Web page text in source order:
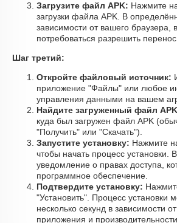
Загрузите файл APK: Нажмите
загрузки файла APK. В
зависимости от вашего браузера,
потребоваться разрешить перенос.
Шаг третий:
Откройте файловый источник:
приложение "Файлы" или любое
управления данными на вашем
Найдите загруженный файл
куда был загружен файл APK
"Получить" или "Скачать").
Запустите установку: Нажмите
чтобы начать процесс установки.
уведомление о правах доступа,
программное обеспечение.
Подтвердите установку:
"Установить". Процесс установки
несколько секунд в зависимости
приложения и производительности